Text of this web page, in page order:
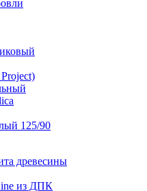
125/90
древесины
из ДПК